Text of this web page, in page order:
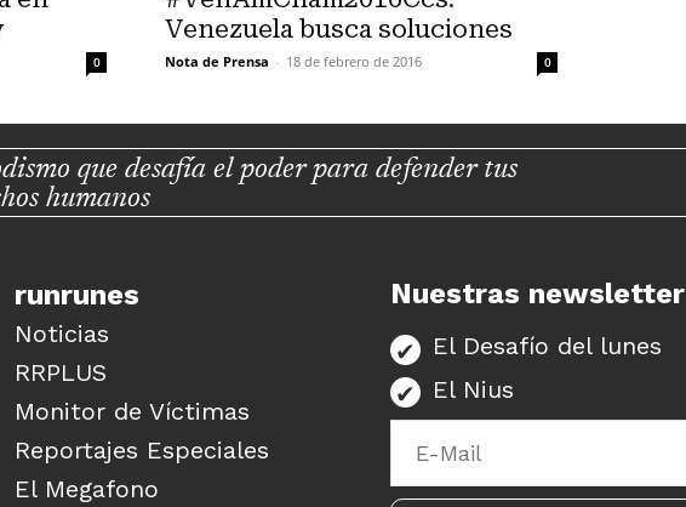
0
Venezuela busca soluciones
Nota de Prensa - 18 de febrero de 2016 0
que desafía el poder para defender tus
humanos
runrunes
Noticias
RRPLUS
Monitor de Víctimas
Reportajes Especiales
El Megafono
Nuestras newsletter
El Desafío del lunes
El Nius